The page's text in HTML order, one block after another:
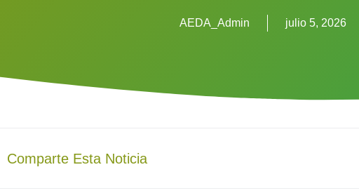
AEDA_Admin julio 5, 2026
Comparte Esta Noticia